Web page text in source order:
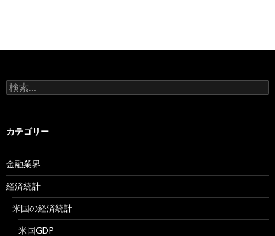
検
索:
カテゴリー
金融業界
経済統計
米国の経済統計
米国GDP